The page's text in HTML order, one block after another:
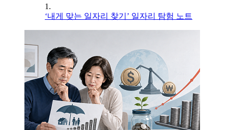
1.
‘내게 맞는 일자리 찾기’ 일자리 탐험 노트